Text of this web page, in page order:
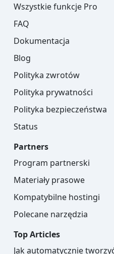
Wszystkie funkcje Pro
FAQ
Dokumentacja
Blog
Polityka zwrotów
Polityka prywatności
Polityka bezpieczeństwa
Status
Partners
Program partnerski
Materiały prasowe
Kompatybilne hostingi
Polecane narzędzia
Top Articles
Jak automatycznie